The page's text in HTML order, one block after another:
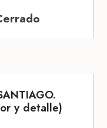
y detalle)